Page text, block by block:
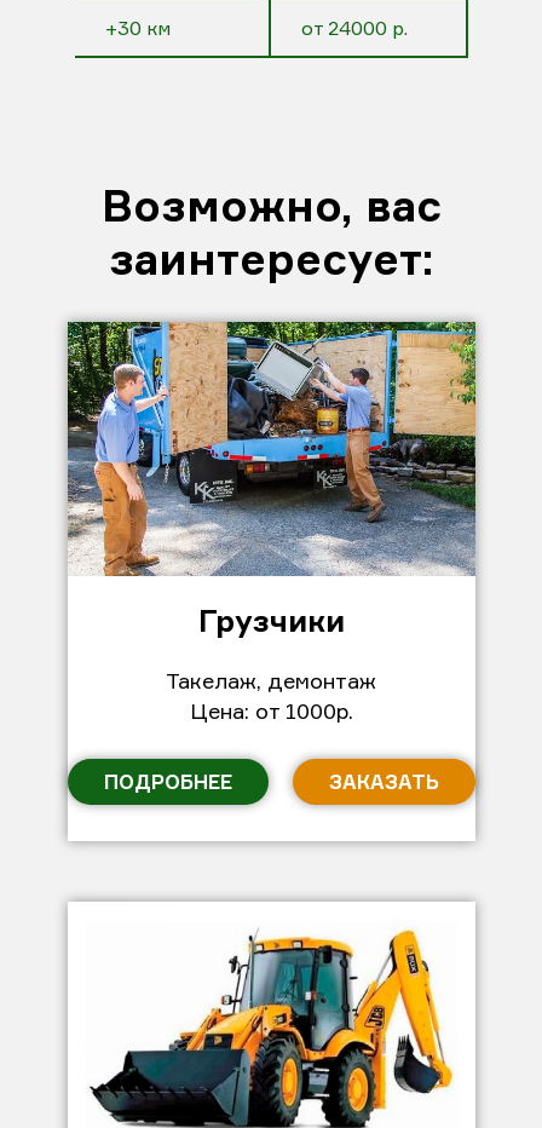
+30 км от 24000 р.
Возможно, вас
заинтересует:
Грузчики
Такелаж, демонтаж
Цена: от 1000р.
ПОДРОБНЕЕ ЗАКАЗАТЬ